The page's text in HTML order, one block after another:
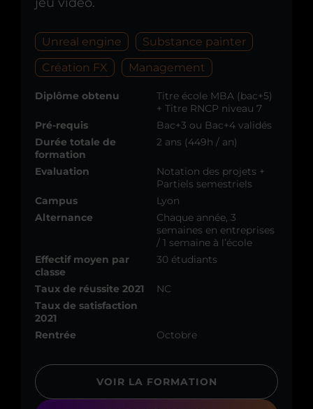
Unreal engine
Substance painter
Création FX
Management
Diplôme obtenu
Titre école MBA (bac+5)
+ Titre RNCP niveau 7
Pré-requis
Bac+3 ou Bac+4 validés
Durée totale de
formation
2 ans (449h / an)
Evaluation
Notation des projets +
Partiels semestriels
Campus
Lyon
Alternance
Chaque année, 3
semaines en entreprises
/ 1 semaine à l’école
Effectif moyen par
classe
30 étudiants
Taux de réussite 2021
NC
Taux de satisfaction
2021
Rentrée
Octobre
VOIR LA FORMATION